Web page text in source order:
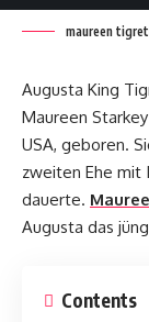
maureen
Augusta King
Maureen
USA, geboren.
zweiten Ehe mit
dauerte.
Augusta das
Contents